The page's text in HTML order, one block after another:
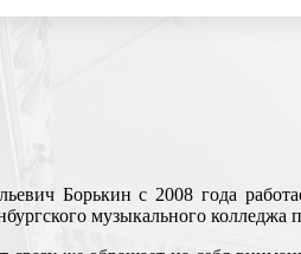
Борькин с 2008 года
музыкального